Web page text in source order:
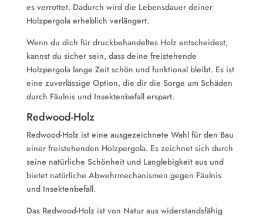
es verrottet. Dadurch wird die Lebensdauer deiner
Holzpergola erheblich verlängert.
Wenn du dich für druckbehandeltes Holz entscheidest,
kannst du sicher sein, dass deine freistehende
Holzpergola lange Zeit schön und funktional bleibt. Es ist
eine zuverlässige Option, die dir die Sorge um Schäden
durch Fäulnis und Insektenbefall erspart.
Redwood-Holz
Redwood-Holz ist eine ausgezeichnete Wahl für den Bau
einer freistehenden Holzpergola. Es zeichnet sich durch
seine natürliche Schönheit und Langlebigkeit aus und
bietet natürliche Abwehrmechanismen gegen Fäulnis
und Insektenbefall.
Das Redwood-Holz ist von Natur aus widerstandsfähig